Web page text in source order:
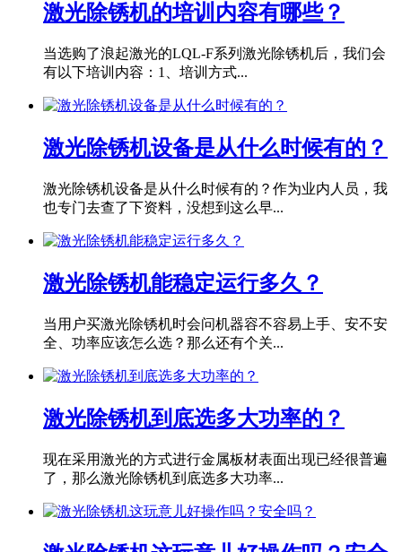
激光除锈机的培训内容有哪些？
当选购了浪起激光的LQL-F系列激光除锈机后，我们会
有以下培训内容：1、培训方式...
激光除锈机设备是从什么时候有的？
激光除锈机设备是从什么时候有的？作为业内人员，我
也专门去查了下资料，没想到这么早...
激光除锈机能稳定运行多久？
当用户买激光除锈机时会问机器容不容易上手、安不安
全、功率应该怎么选？那么还有个关...
激光除锈机到底选多大功率的？
现在采用激光的方式进行金属板材表面出现已经很普遍
了，那么激光除锈机到底选多大功率...